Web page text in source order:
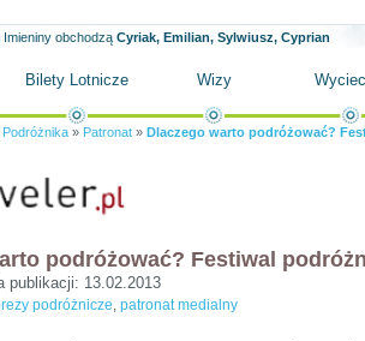
Imieniny obchodzą Cyriak, Emilian, Sylwiusz, Cyprian
Bilety Lotnicze Wizy
Podróżnika » Patronat » Dlaczego warto podróżować?
podróżować? Festiwal
publikacji: 13.02.2013
podróżnicze, patronat medialny